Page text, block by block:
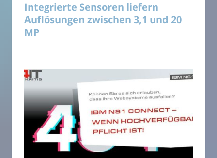
Integrierte Sensoren liefern
Auflösungen zwischen 3,1 und 20
MP